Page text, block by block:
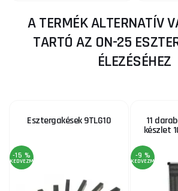
A TERMÉK ALTERNATÍV
TARTÓ AZ ON-25
ÉLEZÉSÉHEZ
Esztergakések 9TLG10
-15 %
KEDVEZMÉNY
11
készlet
-9 %
KEDVEZMÉNY